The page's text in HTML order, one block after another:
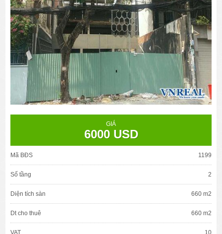
GIÁ
6000 USD
Mã BĐS 1199
Số tầng 2
Diện tích sàn 660 m2
Dt cho thuê 660 m2
VAT 10